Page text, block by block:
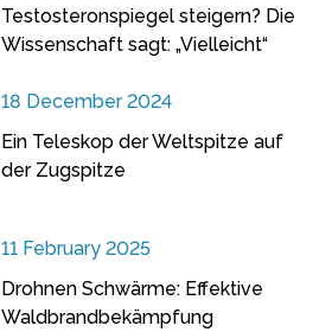
Testosteronspiegel steigern? Die
Wissenschaft sagt: „Vielleicht“
18 December 2024
Ein Teleskop der Weltspitze auf
der Zugspitze
11 February 2025
Drohnen Schwärme: Effektive
Waldbrandbekämpfung